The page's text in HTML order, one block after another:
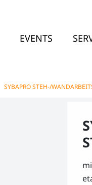
EVENTS
SYBAPRO STEH-/